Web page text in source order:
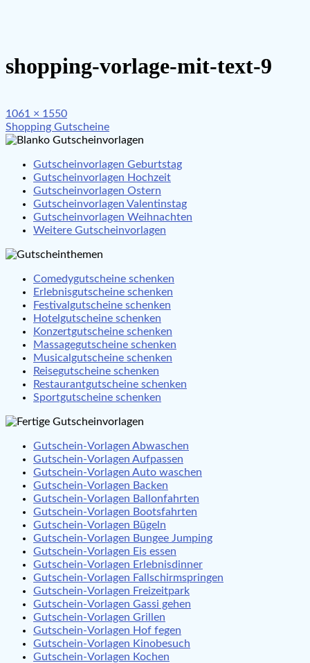
shopping-vorlage-mit-text-9
Full
size
1061 × 1550
Beitragsnavigation
Shopping Gutscheine
Gutscheinvorlagen Geburtstag
Gutscheinvorlagen Hochzeit
Gutscheinvorlagen Ostern
Gutscheinvorlagen Valentinstag
Gutscheinvorlagen Weihnachten
Weitere Gutscheinvorlagen
Comedygutscheine schenken
Erlebnisgutscheine schenken
Festivalgutscheine schenken
Hotelgutscheine schenken
Konzertgutscheine schenken
Massagegutscheine schenken
Musicalgutscheine schenken
Reisegutscheine schenken
Restaurantgutscheine schenken
Sportgutscheine schenken
Gutschein-Vorlagen Abwaschen
Gutschein-Vorlagen Aufpassen
Gutschein-Vorlagen Auto waschen
Gutschein-Vorlagen Backen
Gutschein-Vorlagen Ballonfahrten
Gutschein-Vorlagen Bootsfahrten
Gutschein-Vorlagen Bügeln
Gutschein-Vorlagen Bungee Jumping
Gutschein-Vorlagen Eis essen
Gutschein-Vorlagen Erlebnisdinner
Gutschein-Vorlagen Fallschirmspringen
Gutschein-Vorlagen Freizeitpark
Gutschein-Vorlagen Gassi gehen
Gutschein-Vorlagen Grillen
Gutschein-Vorlagen Hof fegen
Gutschein-Vorlagen Kinobesuch
Gutschein-Vorlagen Kochen